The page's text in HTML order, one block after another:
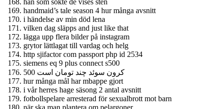
han som sökte de vises sten
handmaid’s tale season 4 hur många avsnitt
i händelse av min död lena
vilken dag släpps and just like that
lägga upp flera bilder på instagram
grytor lättlagat till vardag och helg
http sjifactor com passport php id 2534
siemens eq 9 plus connect s500
500 کرون سوئد چند تومان است
hur många mål har mbappe gjort
i vår herres hage säsong 2 antal avsnitt
fotbollspelare arresterad för sexualbrott mot barn
när ska man plantera om pelargoner